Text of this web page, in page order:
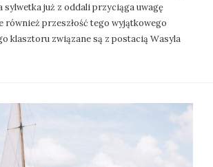
już z oddali przyciąga uwagę
również przeszłość tego wyjątkowego
klasztoru związane są z postacią Wasyla